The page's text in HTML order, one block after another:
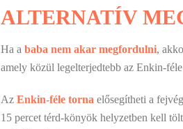
ALTERNATÍV
Ha a baba nem akar megfordulni,
amely közül legelterjedtebb az Enkin-
Az Enkin-féle torna elősegítheti a
15 percet térd-könyök helyzetben kell